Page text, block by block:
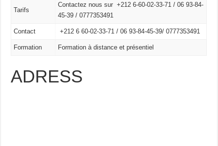
Tarifs
Contactez nous sur +212 6-60-02-33-71 / 06 93-84-
45-39 / 0777353491
Contact +212 6 60-02-33-71 / 06 93-84-45-39/ 0777353491
Formation Formation à distance et présentiel
ADRESS